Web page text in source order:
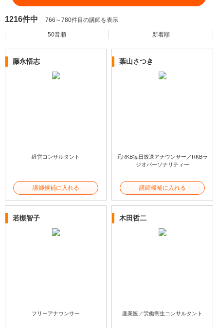
1216件中 766～780件目の講師を表示
50音順 新着順
藤永悟志
経営コンサルタント
講師候補に入れる
葉山さつき
元RKB毎日放送アナウンサー／RKBラ
ジオパーソナリティー
講師候補に入れる
若槻智子
フリーアナウンサー
木田哲二
産業医／労働衛生コンサルタント